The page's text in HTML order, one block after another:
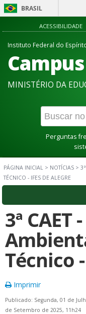
BRASIL
ACESSIBILIDADE
Instituto Federal do
MINISTÉRIO DA
Perguntas
PÁGINA INICIAL > NOTÍCIAS >
TÉCNICO - IFES DE ALEGRE
3ª
Técnico
Imprimir
Publicado: Segunda, 01 de
de Setembro de 2025, 11h24